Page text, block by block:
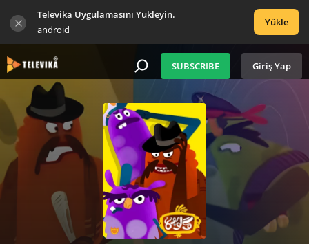
Televika Uygulamasını Yükleyin.
android
Yükle
SUBSCRIBE Giriş Yap